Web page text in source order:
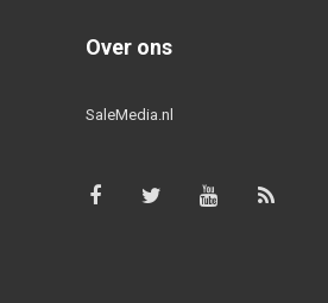
Over ons
SaleMedia.nl